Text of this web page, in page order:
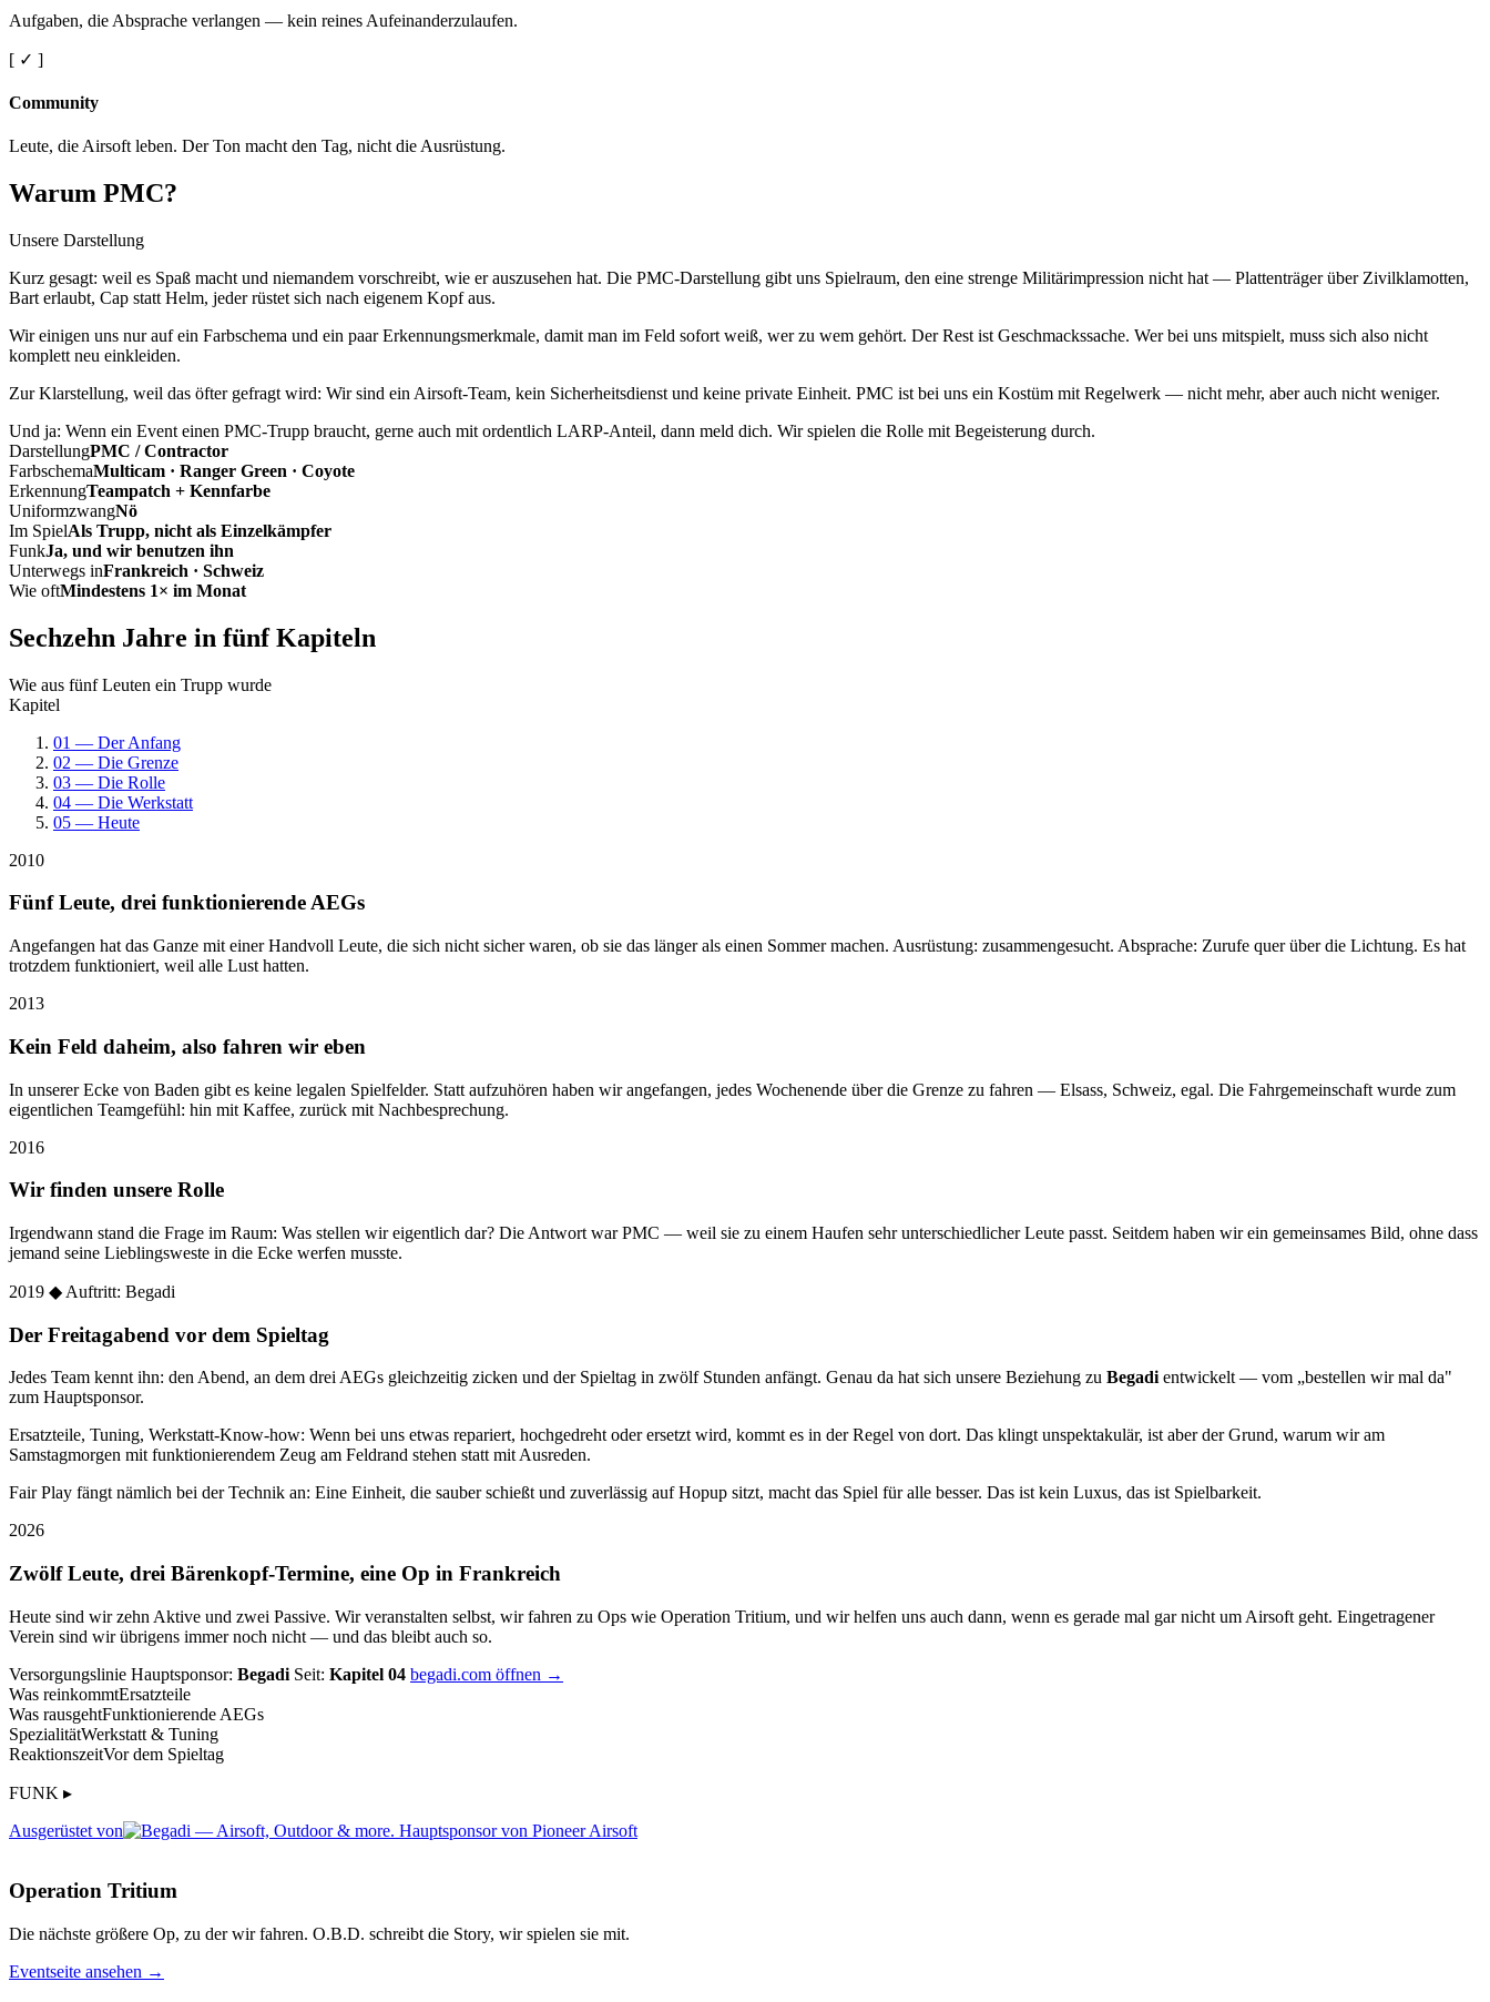
Aufgaben, die Absprache verlangen — kein reines Aufeinanderzulaufen.
[ ✓ ]
Community
Leute, die Airsoft leben. Der Ton macht den Tag, nicht die Ausrüstung.
Warum PMC?
Unsere Darstellung
Kurz gesagt: weil es Spaß macht und niemandem vorschreibt, wie er auszusehen hat. Die PMC-Darstellung gibt uns Spielraum, den eine strenge Militärimpression nicht hat — Plattenträger über Zivilklamotten,
Bart erlaubt, Cap statt Helm, jeder rüstet sich nach eigenem Kopf aus.
Wir einigen uns nur auf ein Farbschema und ein paar Erkennungsmerkmale, damit man im Feld sofort weiß, wer zu wem gehört. Der Rest ist Geschmackssache. Wer bei uns mitspielt, muss sich also nicht
komplett neu einkleiden.
Zur Klarstellung, weil das öfter gefragt wird: Wir sind ein Airsoft-Team, kein Sicherheitsdienst und keine private Einheit. PMC ist bei uns ein Kostüm mit Regelwerk — nicht mehr, aber auch nicht weniger.
Und ja: Wenn ein Event einen PMC-Trupp braucht, gerne auch mit ordentlich LARP-Anteil, dann meld dich. Wir spielen die Rolle mit Begeisterung durch.
DarstellungPMC / Contractor
FarbschemaMulticam · Ranger Green · Coyote
ErkennungTeampatch + Kennfarbe
UniformzwangNö
Im SpielAls Trupp, nicht als Einzelkämpfer
FunkJa, und wir benutzen ihn
Unterwegs inFrankreich · Schweiz
Wie oftMindestens 1× im Monat
Sechzehn Jahre in fünf Kapiteln
Wie aus fünf Leuten ein Trupp wurde
Kapitel
01 — Der Anfang
02 — Die Grenze
03 — Die Rolle
04 — Die Werkstatt
05 — Heute
2010
Fünf Leute, drei funktionierende AEGs
Angefangen hat das Ganze mit einer Handvoll Leute, die sich nicht sicher waren, ob sie das länger als einen Sommer machen. Ausrüstung: zusammengesucht. Absprache: Zurufe quer über die Lichtung. Es hat
trotzdem funktioniert, weil alle Lust hatten.
2013
Kein Feld daheim, also fahren wir eben
In unserer Ecke von Baden gibt es keine legalen Spielfelder. Statt aufzuhören haben wir angefangen, jedes Wochenende über die Grenze zu fahren — Elsass, Schweiz, egal. Die Fahrgemeinschaft wurde zum
eigentlichen Teamgefühl: hin mit Kaffee, zurück mit Nachbesprechung.
2016
Wir finden unsere Rolle
Irgendwann stand die Frage im Raum: Was stellen wir eigentlich dar? Die Antwort war PMC — weil sie zu einem Haufen sehr unterschiedlicher Leute passt. Seitdem haben wir ein gemeinsames Bild, ohne dass
jemand seine Lieblingsweste in die Ecke werfen musste.
2019 ◆ Auftritt: Begadi
Der Freitagabend vor dem Spieltag
Jedes Team kennt ihn: den Abend, an dem drei AEGs gleichzeitig zicken und der Spieltag in zwölf Stunden anfängt. Genau da hat sich unsere Beziehung zu Begadientwickelt — vom „bestellen wir mal da"
zum Hauptsponsor.
Ersatzteile, Tuning, Werkstatt-Know-how: Wenn bei uns etwas repariert, hochgedreht oder ersetzt wird, kommt es in der Regel von dort. Das klingt unspektakulär, ist aber der Grund, warum wir am
Samstagmorgen mit funktionierendem Zeug am Feldrand stehen statt mit Ausreden.
Fair Play fängt nämlich bei der Technik an: Eine Einheit, die sauber schießt und zuverlässig auf Hopup sitzt, macht das Spiel für alle besser. Das ist kein Luxus, das ist Spielbarkeit.
2026
Zwölf Leute, drei Bärenkopf-Termine, eine Op in Frankreich
Heute sind wir zehn Aktive und zwei Passive. Wir veranstalten selbst, wir fahren zu Ops wie Operation Tritium, und wir helfen uns auch dann, wenn es gerade mal gar nicht um Airsoft geht. Eingetragener
Verein sind wir übrigens immer noch nicht — und das bleibt auch so.
Versorgungslinie Hauptsponsor: Begadi Seit: Kapitel 04 begadi.com öffnen →
Was reinkommtErsatzteile
Was rausgehtFunktionierende AEGs
SpezialitätWerkstatt & Tuning
ReaktionszeitVor dem Spieltag
FUNK ▸
Ausgerüstet von
Operation Tritium
Die nächste größere Op, zu der wir fahren. O.B.D. schreibt die Story, wir spielen sie mit.
Eventseite ansehen →